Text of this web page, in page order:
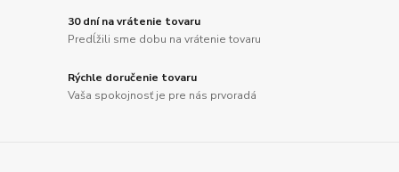
30 dní na vrátenie tovaru
Predĺžili sme dobu na vrátenie tovaru
Rýchle doručenie tovaru
Vaša spokojnosť je pre nás prvoradá